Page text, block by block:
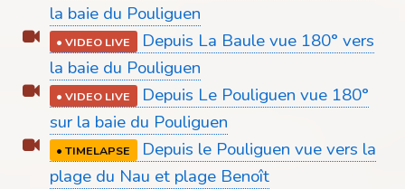
la baie du Pouliguen
• VIDEO LIVE
Depuis La Baule vue 180° vers
la baie du Pouliguen
• VIDEO LIVE
Depuis Le Pouliguen vue 180°
sur la baie du Pouliguen
• TIMELAPSE
Depuis le Pouliguen vue vers la
plage du Nau et plage Benoît